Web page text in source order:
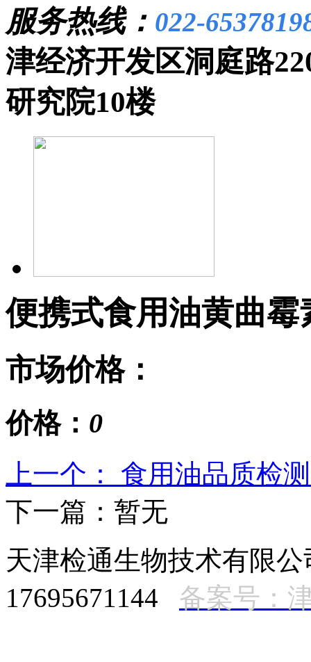
服务热线： 022-
津经济开发区洞庭路
研究院10楼
便携式食用油黄曲霉
市场价格：
价格： 0
上一个： 食用油品质检
下一篇：暂无
天津检通生物技术有
17695671144 备案号：